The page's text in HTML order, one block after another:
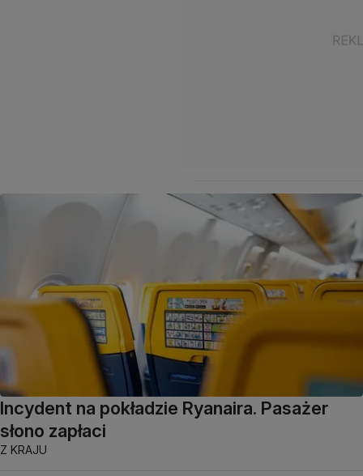
Incydent na pokładzie Ryanaira. Pasażer
słono zapłaci
Z KRAJU